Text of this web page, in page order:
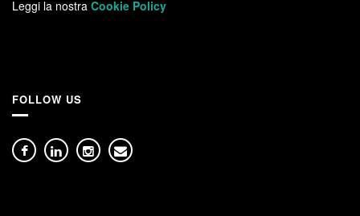
Leggi la nostra Cookie Policy
FOLLOW US